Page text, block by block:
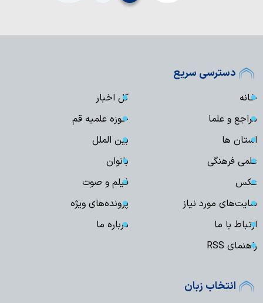
دسترسی سریع
خانه
کل اخبار
مراجع و علما
حوزه علمیه قم
استان ها
بین الملل
علمی فرهنگی
بانوان
عکس
فیلم و صوت
سایت‌های مورد نیاز
پرونده‌های ویژه
ارتباط با ما
درباره ما
راهنمای RSS
انتخاب زبان